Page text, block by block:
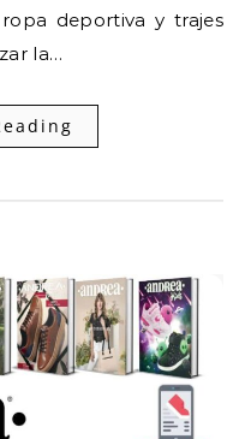
deportiva y trajes
la…